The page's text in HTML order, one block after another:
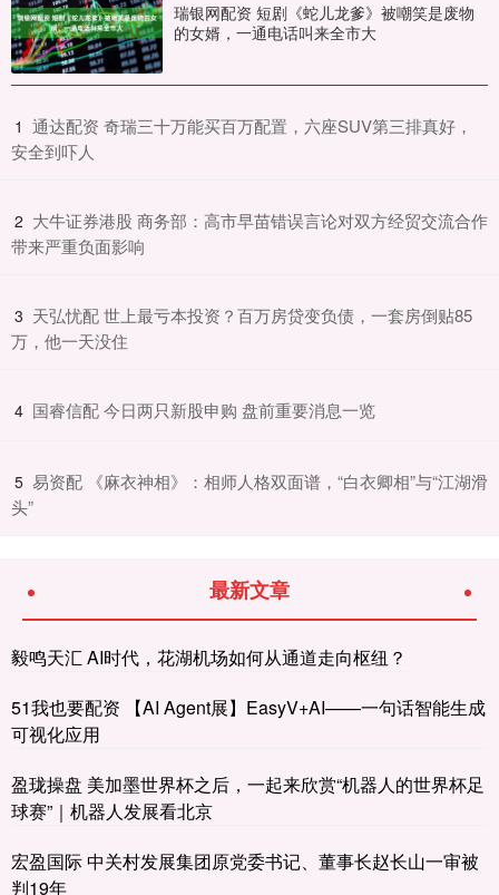
瑞银网配资 短剧《蛇儿龙爹》被嘲笑是废物
的女婿，一通电话叫来全市大
1 ​通达配资 奇瑞三十万能买百万配置，六座SUV第三排真好，
安全到吓人
2 ​大牛证券港股 商务部：高市早苗错误言论对双方经贸交流合作
带来严重负面影响
3 ​天弘忧配 世上最亏本投资？百万房贷变负债，一套房倒贴85
万，他一天没住
4 ​国睿信配 今日两只新股申购 盘前重要消息一览
5 ​易资配 《麻衣神相》：相师人格双面谱，“白衣卿相”与“江湖滑
头”
最新文章
毅鸣天汇 AI时代，花湖机场如何从通道走向枢纽？
51我也要配资 【AI Agent展】EasyV+AI——一句话智能生成
可视化应用
盈珑操盘 美加墨世界杯之后，一起来欣赏“机器人的世界杯足
球赛”｜机器人发展看北京
宏盈国际 中关村发展集团原党委书记、董事长赵长山一审被
判19年